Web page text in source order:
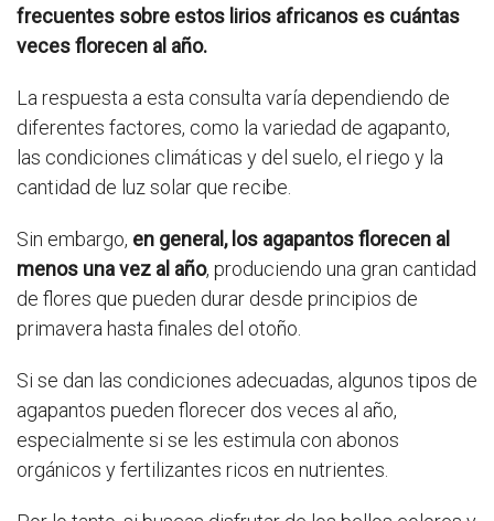
frecuentes sobre estos lirios africanos es cuántas
veces florecen al año.
La respuesta a esta consulta varía dependiendo de
diferentes factores, como la variedad de agapanto,
las condiciones climáticas y del suelo, el riego y la
cantidad de luz solar que recibe.
Sin embargo, en general, los agapantos florecen al
menos una vez al año, produciendo una gran cantidad
de flores que pueden durar desde principios de
primavera hasta finales del otoño.
Si se dan las condiciones adecuadas, algunos tipos de
agapantos pueden florecer dos veces al año,
especialmente si se les estimula con abonos
orgánicos y fertilizantes ricos en nutrientes.